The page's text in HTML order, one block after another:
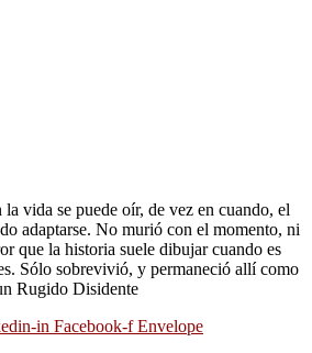
vida se puede oír, de vez en cuando, el
adaptarse. No murió con el momento, ni
que la historia suele dibujar cuando es
Sólo sobrevivió, y permaneció allí como
Rugido Disidente
in Facebook-f Envelope